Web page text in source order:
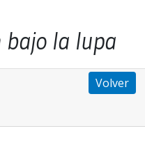
bajo la lupa
Volver